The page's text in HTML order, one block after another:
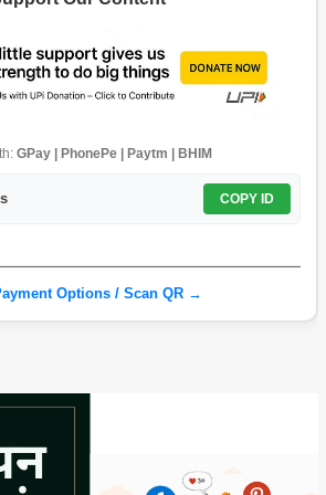
GPay | PhonePe | Paytm | BHIM
COPY ID
Options / Scan QR →